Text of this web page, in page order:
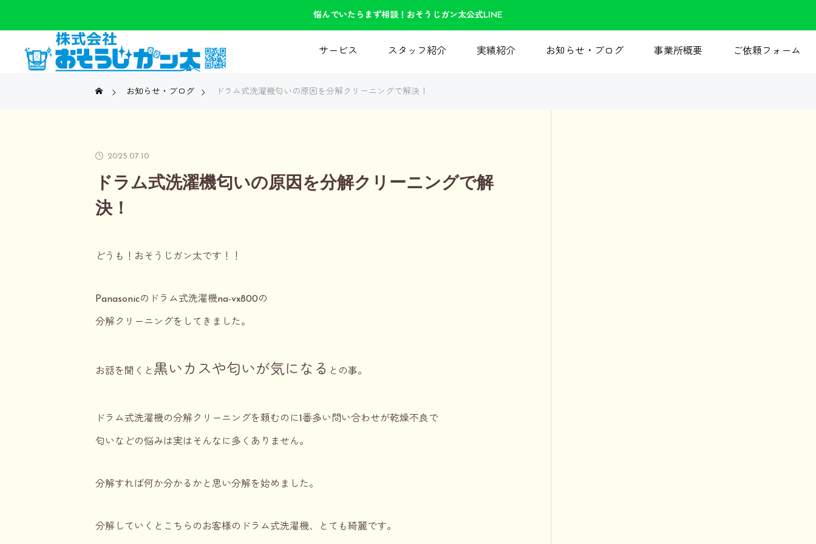
悩んでいたらまず相談！おそうじガン太公式LINE
サービス スタッフ紹介 実績紹介 お知らせ・ブログ 事業所概要 ご依頼フォーム
お知らせ・ブログ ドラム式洗濯機匂いの原因を分解クリーニングで解決！
2025.07.10
ドラム式洗濯機匂いの原因を分解クリーニングで解
決！
どうも！おそうじガン太です！！
Panasonicのドラム式洗濯機na-vx800の
分解クリーニングをしてきました。
お話を聞くと 黒いカスや匂いが気になる との事。
ドラム式洗濯機の分解クリーニングを頼むのに1番多い問い合わせが乾燥不良で
匂いなどの悩みは実はそんなに多くありません。
分解すれば何か分かるかと思い分解を始めました。
分解していくとこちらのお客様のドラム式洗濯機、とても綺麗です。